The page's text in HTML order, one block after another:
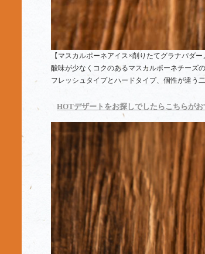
【マスカルポーネアイス×削りたてグラナパダー
酸味が少なくコクのあるマスカルポーネチーズ
フレッシュタイプとハードタイプ、個性が違う
HOTデザートをお探しでしたらこちらがお